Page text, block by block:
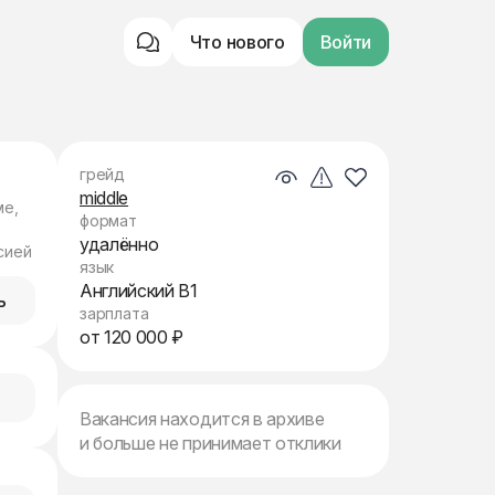
Что нового Войти
грейд
middle
формат
удалённо
язык
Английский B1
зарплата
от 120 000 ₽
Вакансия находится в архиве
и больше не принимает отклики